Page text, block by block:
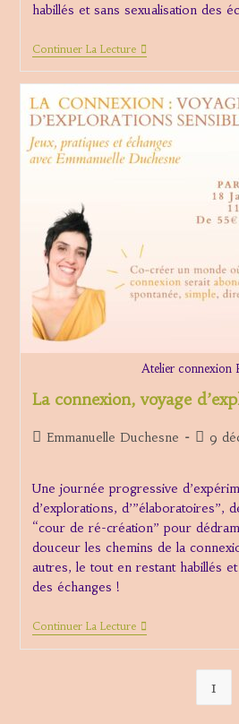
habillés et sans sexualisation des
Continuer La LectureAtelier
Atelier connexion
La connexion, voyage
Auteur/autrice
publication :
Emmanuelle Duchesne 9
Une journée progressive
d’explorations, d’”élaboratoires”,
“cour de ré-création” pour
douceur les chemins de la
autres, le tout en restant habillés
des échanges !
Continuer La LectureLa
Connexion,
Voyage
D’exploration
1